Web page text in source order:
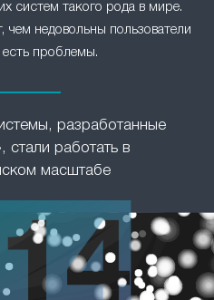
систем такого рода в мире.
чем недовольны пользователи
есть проблемы.
разработанные
стали работать в
масштабе